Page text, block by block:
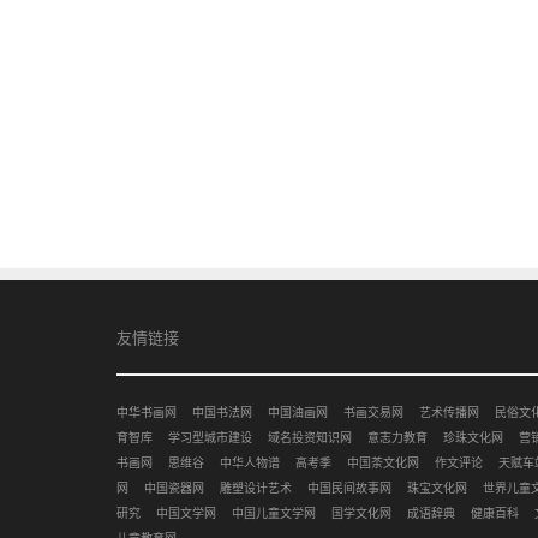
友情链接
中华书画网 中国书法网 中国油画网 书画交易网 艺术传播网 民俗文
育智库
学习型城市建设 域名投资知识网 意志力教育 珍珠文化网 营
书画网
思维谷 中华人物谱 高考季 中国茶文化网 作文评论 天赋车
网
中国瓷器网 雕塑设计艺术 中国民间故事网 珠宝文化网 世界儿童
研究
中国文学网 中国儿童文学网 国学文化网 成语辞典 健康百科